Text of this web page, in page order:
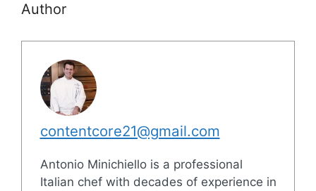
Author
contentcore21@gmail.com
Antonio Minichiello is a professional
Italian chef with decades of experience in